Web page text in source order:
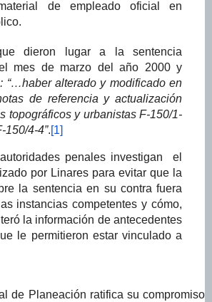
de empleado oficial en
dieron lugar a la sentencia
mes de marzo del año 2000 y
: “…haber alterado y modificado en
de referencia y actualización
topográficos y urbanistas F-150/1-
150/4-4”.[1]
penales investigan
el
por Linares para evitar que la
la sentencia en su contra fuera
instancias competentesy cómo,
la información de antecedentes
le permitieron estar vinculado a
de Planeación ratifica su compromiso